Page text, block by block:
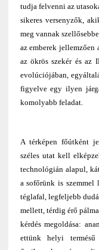
tudja felvenni az
sikeres versenyzők,
meg vannak
az emberek jellemzően
az ökrös szekér és az
evolúciójában,
figyelve egy ilyen
komolyabb feladat.
A térképen főútként
széles utat kell
technológián alapul,
a sofőrünk is szemmel
téglafal, legfeljebb
mellett, térdig érő
kérdés megoldása:
ettünk helyi